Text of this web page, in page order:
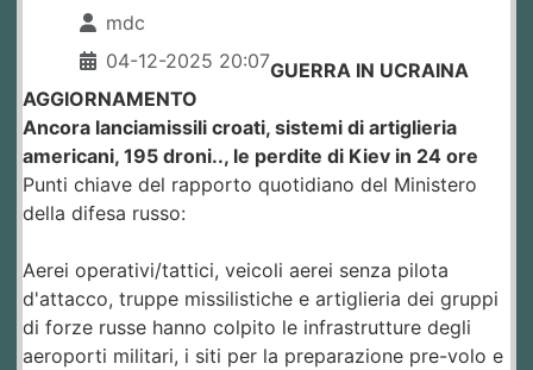
mdc
04-12-2025 20:07GUERRA IN UCRAINA
AGGIORNAMENTO
Ancora lanciamissili croati, sistemi di artiglieria
americani, 195 droni.., le perdite di Kiev in 24 ore
Punti chiave del rapporto quotidiano del Ministero
della difesa russo:
Aerei operativi/tattici, veicoli aerei senza pilota
d'attacco, truppe missilistiche e artiglieria dei gruppi
di forze russe hanno colpito le infrastrutture degli
aeroporti militari, i siti per la preparazione pre-volo e